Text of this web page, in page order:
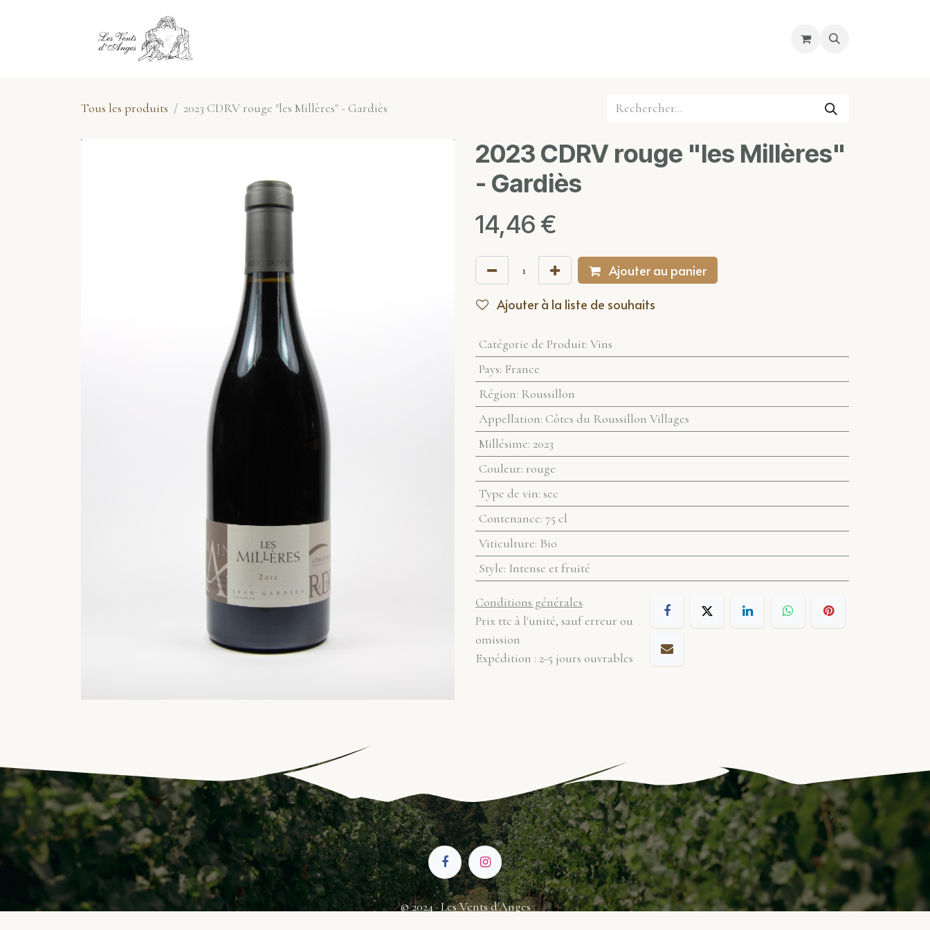
Cours
Tous les produits 2023 CDRV rouge "les Millères" - Gardiès
2023 CDRV rouge "les Millères"
- Gardiès
14,46 €
Ajouter au panier
Ajouter à la liste de souhaits
Catégorie de Produit: Vins
Pays: France
Région: Roussillon
Appellation: Côtes du Roussillon Villages
Millésime: 2023
Couleur: rouge
Type de vin: sec
Contenance: 75 cl
Viticulture: Bio
Style: Intense et fruité
Conditions générales
Prix ttc à l'unité, sauf erreur ou
omission
Expédition : 2-5 jours ouvrables
© 2024 · Les Vents d'Anges